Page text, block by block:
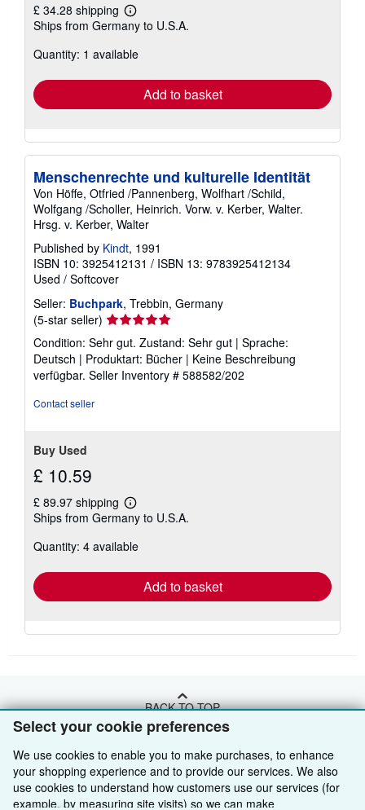
Select your cookie preferences
We use cookies to enable you to make purchases, to enhance
your shopping experience and to provide our services. We also
use cookies to understand how customers use our services (for
example, by measuring site visits) so we can make
£ 34.28 shipping
Learn
more
shipping
Ships from Germany to U.S.A.
Quantity: 1 available
Add to basket
Menschenrechte und kulturelle Identität
Von Höffe, Otfried /Pannenberg, Wolfhart /Schild,
Wolfgang /Scholler, Heinrich. Vorw. v. Kerber, Walter.
Hrsg. v. Kerber, Walter
Published by Kindt, 1991
ISBN 10: 3925412131 / ISBN 13: 9783925412134
Used / Softcover
Seller: Buchpark, Trebbin, Germany
(5-star seller) Seller
5
out
of
Condition: Sehr gut. Zustand: Sehr gut | Sprache:
Deutsch | Produktart: Bücher | Keine Beschreibung
verfügbar. Seller Inventory # 588582/202
Contact seller
Buy Used
£ 10.59
£ 89.97 shipping
Learn
more
shipping
Ships from Germany to U.S.A.
Quantity: 4 available
Add to basket
BACK TO TOP
Shop With Us
Advanced Search
Sell With Us